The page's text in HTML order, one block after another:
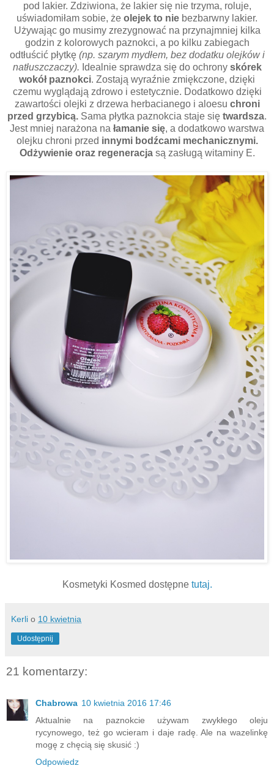
pod lakier. Zdziwiona, że lakier się nie trzyma, roluje,
uświadomiłam sobie, że olejek to nie bezbarwny lakier.
Używając go musimy zrezygnować na przynajmniej kilka
godzin z kolorowych paznokci, a po kilku zabiegach
odtłuścić płytkę(np. szarym mydłem, bez dodatku olejków i
natłuszczaczy). Idealnie sprawdza się do ochrony skórek
wokół paznokci. Zostają wyraźnie zmiękczone, dzięki
czemu wyglądają zdrowo i estetycznie. Dodatkowo dzięki
zawartości olejki z drzewa herbacianego i aloesu chroni
przed grzybicą. Sama płytka paznokcia staje się twardsza.
Jest mniej narażona na łamanie się, a dodatkowo warstwa
olejku chroni przed innymi bodźcami mechanicznymi.
Odżywienie oraz regeneracjasą zasługą witaminy E.
Kosmetyki Kosmed dostępnetutaj.
Kerli o 10 kwietnia
Udostępnij
21 komentarzy:
Chabrowa 10 kwietnia 2016 17:46
Aktualnie na paznokcie używam zwykłego oleju
rycynowego, też go wcieram i daje radę. Ale na wazelinkę
mogę z chęcią się skusić :)
Odpowiedz